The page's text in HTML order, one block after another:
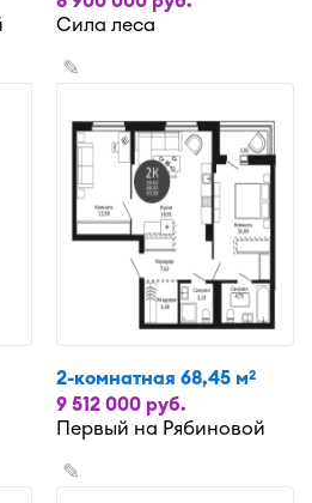
Сила леса
✎
2-комнатная 68,45 м2
9 512 000 руб.
Первый на Рябиновой
✎